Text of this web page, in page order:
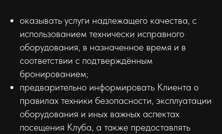
оказывать услуги надлежащего качества, с
использованием технически исправного
оборудования, в назначенное время и в
соответствии с подтверждённым
бронированием;
предварительно информировать Клиента о
правилах техники безопасности, эксплуатации
оборудования и иных важных аспектах
посещения Клуба, а также предоставлять